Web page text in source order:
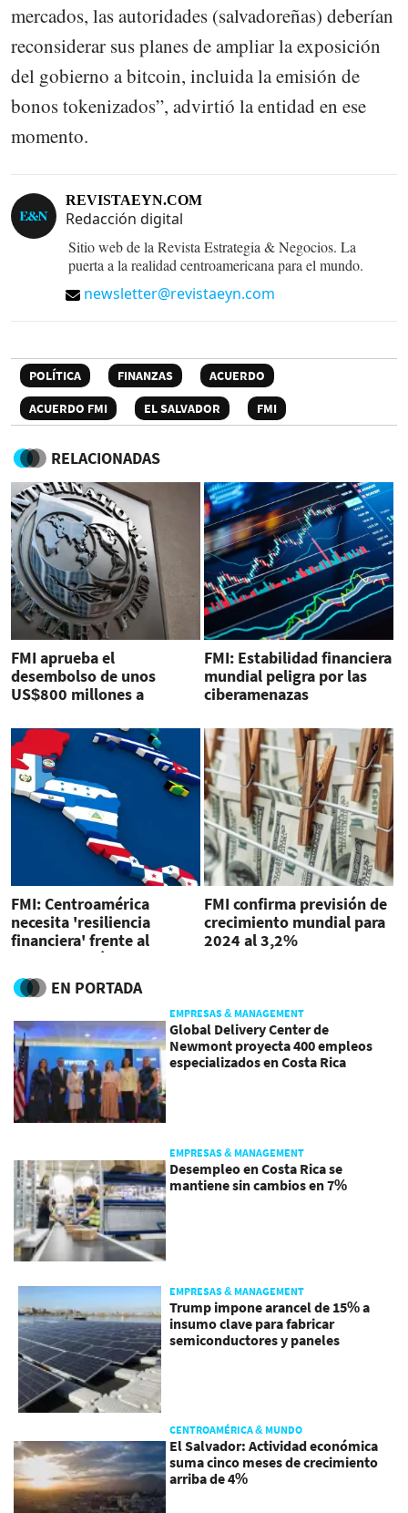
mercados, las autoridades (salvadoreñas) deberían
reconsiderar sus planes de ampliar la exposición
del gobierno a bitcoin, incluida la emisión de
bonos tokenizados”, advirtió la entidad en ese
momento.
REVISTAEYN.COM
Redacción digital
Sitio web de la Revista Estrategia & Negocios. La
puerta a la realidad centroamericana para el mundo.
newsletter@revistaeyn.com
POLÍTICA FINANZAS
ACUERDO
ACUERDO FMI
EL SALVADOR FMI
RELACIONADAS
FMI aprueba el
desembolso de unos
US$800 millones a
FMI: Estabilidad financiera
mundial peligra por las
ciberamenazas
FMI: Centroamérica
necesita 'resiliencia
financiera' frente al
cambio climático
FMI confirma previsión de
crecimiento mundial para
2024 al 3,2%
EN PORTADA
EMPRESAS & MANAGEMENT
Global Delivery Center de
Newmont proyecta 400 empleos
especializados en Costa Rica
EMPRESAS & MANAGEMENT
Desempleo en Costa Rica se
mantiene sin cambios en 7%
EMPRESAS & MANAGEMENT
Trump impone arancel de 15% a
insumo clave para fabricar
semiconductores y paneles
CENTROAMÉRICA & MUNDO
El Salvador: Actividad económica
suma cinco meses de crecimiento
arriba de 4%